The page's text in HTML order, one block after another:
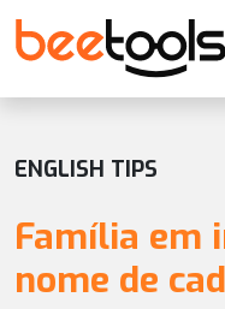
ENGLISH TIPS
Família em
nome de